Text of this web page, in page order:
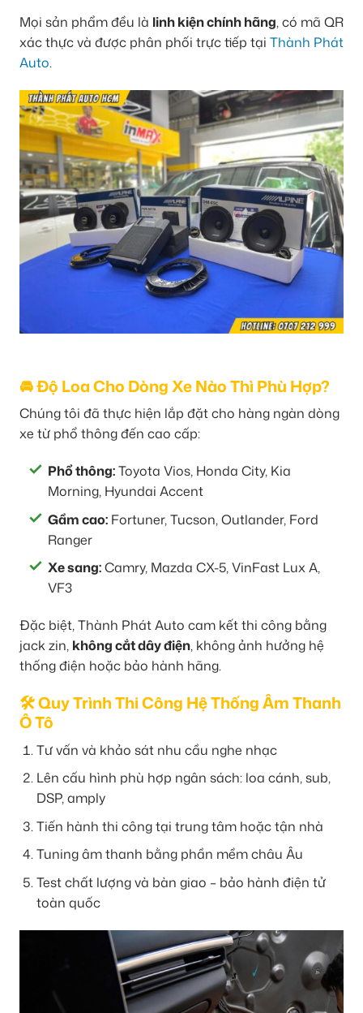
Mọi sản phẩm đều là linh kiện chính hãng, có mã QR
xác thực và được phân phối trực tiếp tại Thành Phát
Auto.
🚘 Độ Loa Cho Dòng Xe Nào Thì Phù Hợp?
Chúng tôi đã thực hiện lắp đặt cho hàng ngàn dòng
xe từ phổ thông đến cao cấp:
Phổ thông:Toyota Vios, Honda City, Kia
Morning, Hyundai Accent
Gầm cao: Fortuner, Tucson, Outlander, Ford
Ranger
Xe sang:Camry, Mazda CX-5, VinFast Lux A,
VF3
Đặc biệt, Thành Phát Auto cam kết thi công bằng
jack zin, không cắt dây điện, không ảnh hưởng hệ
thống điện hoặc bảo hành hãng.
🛠️ Quy Trình Thi Công Hệ Thống Âm Thanh
Ô Tô
Tư vấn và khảo sát nhu cầu nghe nhạc
Lên cấu hình phù hợp ngân sách: loa cánh, sub,
DSP, amply
Tiến hành thi công tại trung tâm hoặc tận nhà
Tuning âm thanh bằng phần mềm châu Âu
Test chất lượng và bàn giao – bảo hành điện tử
toàn quốc